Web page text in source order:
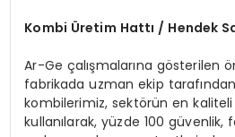
Kombi Üretim Hattı / Hendek
Ar-Ge çalışmalarına gösterilen
fabrikada uzman ekip
kombilerimiz, sektörün en
kullanılarak, yüzde 100 güvenlik,